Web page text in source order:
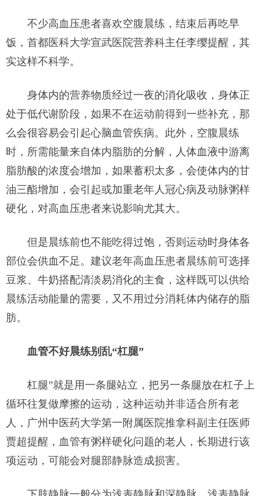
不少高血压患者喜欢空腹晨练，结束后再吃早
饭，首都医科大学宣武医院营养科主任李缨提醒，其
实这样不科学。
身体内的营养物质经过一夜的消化吸收，身体正
处于低代谢阶段，如果不在运动前得到一些补充，那
么会很容易会引起心脑血管疾病。此外，空腹晨练
时，所需能量来自体内脂肪的分解，人体血液中游离
脂肪酸的浓度会增加，如果蓄积太多，会使体内的甘
油三酯增加，会引起或加重老年人冠心病及动脉粥样
硬化，对高血压患者来说影响尤其大。
但是晨练前也不能吃得过饱，否则运动时身体各
部位会供血不足。建议老年高血压患者晨练前可选择
豆浆、牛奶搭配清淡易消化的主食，这样既可以供给
晨练活动能量的需要，又不用过分消耗体内储存的脂
肪。
血管不好晨练别乱“杠腿”
杠腿”就是用一条腿站立，把另一条腿放在杠子上
循环往复做摩擦的运动，这种运动并非适合所有老
人，广州中医药大学第一附属医院推拿科副主任医师
贾超提醒，血管有粥样硬化问题的老人，长期进行该
项运动，可能会对腿部静脉造成损害。